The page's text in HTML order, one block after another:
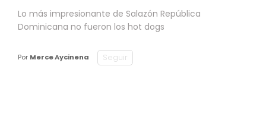
Lo más impresionante de Salazón República
Dominicana no fueron los hot dogs
Por Merce Aycinena Seguir